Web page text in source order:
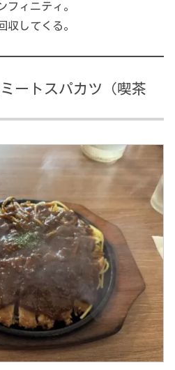
フィニティ。
収してくる。
ートスパカツ（喫茶